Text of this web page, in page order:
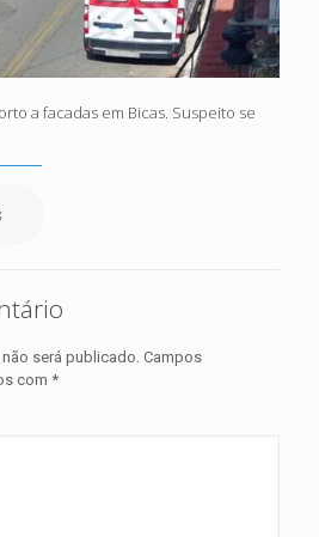
a facadas em Bicas. Suspeito se
será publicado. Campos
com *